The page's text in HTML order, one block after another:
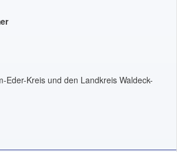
Eder-Kreis und den Landkreis Waldeck-